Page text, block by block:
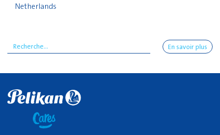
Netherlands
En savoir plus